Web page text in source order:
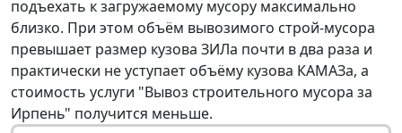
подъехать к загружаемому мусору максимально
близко. При этом объём вывозимого строй-мусора
превышает размер кузова ЗИЛа почти в два раза и
практически не уступает объёму кузова КАМАЗа, а
стоимость услуги "Вывоз строительного мусора за
Ирпень" получится меньше.